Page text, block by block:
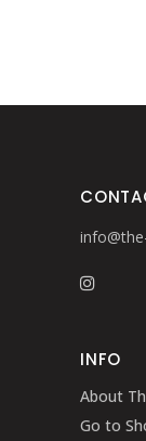
INFO
About
Go to